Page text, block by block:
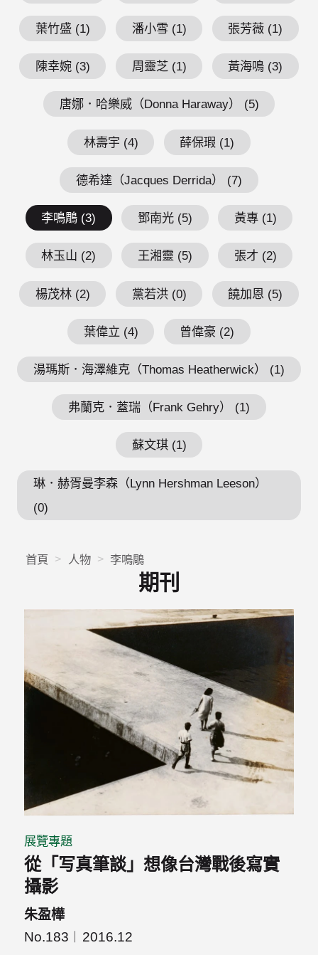
葉竹盛 (1) 潘小雪 (1) 張芳薇 (1)
陳幸婉 (3) 周靈芝 (1) 黃海鳴 (3)
唐娜．哈樂威（Donna Haraway） (5)
林壽宇 (4) 薛保瑕 (1)
德希達（Jacques Derrida） (7)
李鳴鵰 (3) 鄧南光 (5) 黃專 (1)
林玉山 (2) 王湘靈 (5) 張才 (2)
楊茂林 (2) 黨若洪 (0) 饒加恩 (5)
葉偉立 (4) 曾偉豪 (2)
湯瑪斯．海澤維克（Thomas Heatherwick） (1)
弗蘭克．蓋瑞（Frank Gehry） (1)
蘇文琪 (1)
琳．赫胥曼李森（Lynn Hershman Leeson）
(0)
首頁 人物 李鳴鵰
期刊
展覽專題
從「写真筆談」想像台灣戰後寫實
攝影
朱盈樺
No.183
2016.12